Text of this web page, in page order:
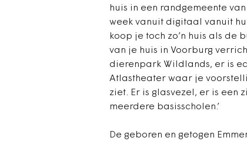
huis in een randgemeente
week vanuit digitaal vanuit
koop je toch zo’n huis als de
van je huis in Voorburg
dierenpark Wildlands, er is
Atlastheater waar je
ziet. Er is glasvezel, er is een
meerdere basisscholen.’
De geboren en getogen